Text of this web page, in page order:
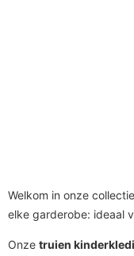
Welkom in onze collectie
elke garderobe: ideaal
Onze truien